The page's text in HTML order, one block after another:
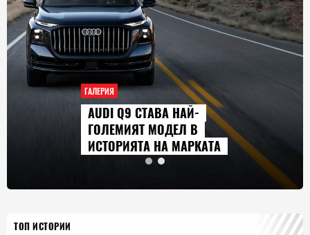
ГАЛЕРИЯ
AUDI Q9 СТАВА НАЙ-
ГОЛЕМИЯТ МОДЕЛ В
ИСТОРИЯТА НА МАРКАТА
ТОП ИСТОРИИ